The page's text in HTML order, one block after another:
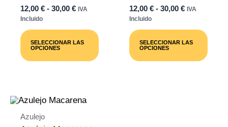
12,00€ - 30,00€Rango
Desde
12,00 €
Hasta
IVA
Incluido
SELECCIONAR LAS
OPCIONES
Producto
Múltiples
12,00€ - 30,00€Rango
Desde
12,00 €
Hasta
IVA
Incluido
SELECCIONAR LAS
OPCIONES
Azulejo